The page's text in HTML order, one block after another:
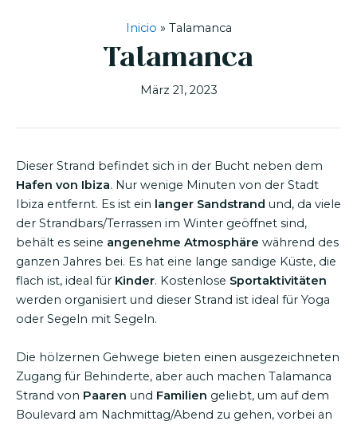
Inicio » Talamanca
Talamanca
März 21, 2023
Dieser Strand befindet sich in der Bucht neben dem
Hafen von Ibiza. Nur wenige Minuten von der Stadt
Ibiza entfernt. Es ist ein langer Sandstrand und, da viele
der Strandbars/Terrassen im Winter geöffnet sind,
behält es seine angenehme Atmosphäre während des
ganzen Jahres bei. Es hat eine lange sandige Küste, die
flach ist, ideal für Kinder. Kostenlose Sportaktivitäten
werden organisiert und dieser Strand ist ideal für Yoga
oder Segeln mit Segeln.
Die hölzernen Gehwege bieten einen ausgezeichneten
Zugang für Behinderte, aber auch machen Talamanca
Strand von Paaren und Familien geliebt, um auf dem
Boulevard am Nachmittag/Abend zu gehen, vorbei an